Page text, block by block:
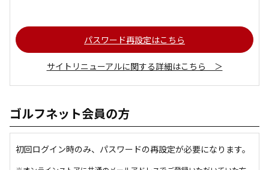
パスワード再設定はこちら
サイトリニューアルに関する詳細はこちら ＞
ゴルフネット会員の方
初回ログイン時のみ、パスワードの再設定が必要になります。